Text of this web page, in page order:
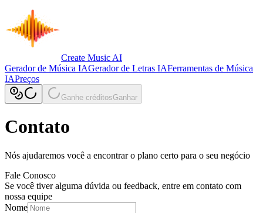
Create Music AI
Gerador de Música IAGerador de Letras IAFerramentas de Música
IAPreços
Ganhe créditosGanhar
Contato
Nós ajudaremos você a encontrar o plano certo para o seu negócio
Fale Conosco
Se você tiver alguma dúvida ou feedback, entre em contato com
nossa equipe
Nome